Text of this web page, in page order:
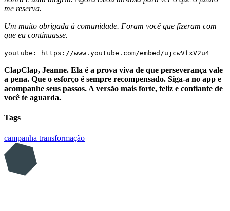
me reserva.
Um muito obrigada à comunidade. Foram você que fizeram com
que eu continuasse.
youtube: https://www.youtube.com/embed/ujcwVfxV2u4
ClapClap, Jeanne. Ela é a prova viva de que perseverança vale
a pena. Que o esforço é sempre recompensado. Siga-a no app e
acompanhe seus passos. A versão mais forte, feliz e confiante de
você te aguarda.
Tags
campanha transformação